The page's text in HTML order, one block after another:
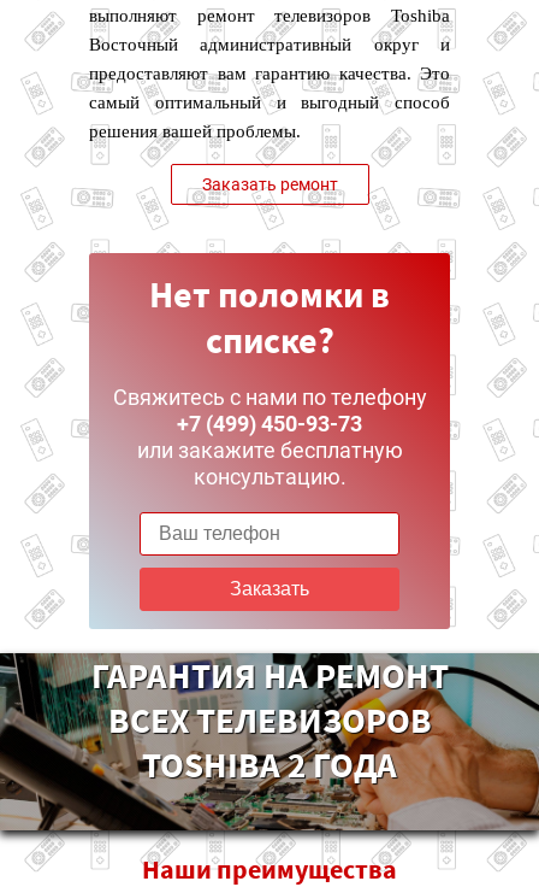
выполняют ремонт телевизоров Toshiba
Восточный административный округ и
предоставляют вам гарантию качества. Это
самый оптимальный и выгодный способ
решения вашей проблемы.
Заказать ремонт
Нет поломки в
списке?
Свяжитесь с нами по телефону
+7 (499) 450-93-73
или закажите бесплатную
консультацию.
Заказать
ГАРАНТИЯ НА РЕМОНТ
ВСЕХ ТЕЛЕВИЗОРОВ
TOSHIBA 2 ГОДА
Нашипреимущества